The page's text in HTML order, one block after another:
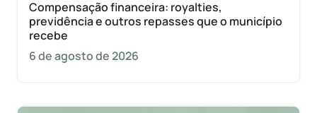
Compensação financeira: royalties,
previdência e outros repasses que o município
recebe
6 de agosto de 2026